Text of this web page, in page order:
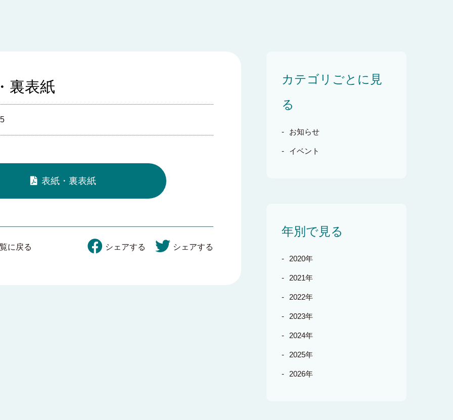
裏表紙
表紙・裏表紙
に戻る シェアする シェアする
カテゴリごとに見
る
お知らせ
イベント
年別で見る
2020年
2021年
2022年
2023年
2024年
2025年
2026年